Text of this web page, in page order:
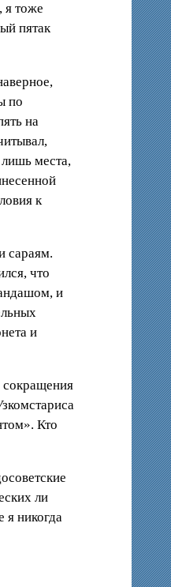
я тоже
пятак
по
на
места,
к
сараям.
что
и
и
сокращения
Кто
ли
я никогда